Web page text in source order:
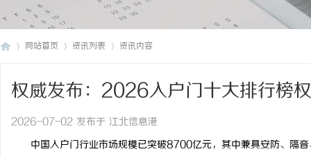
网站首页 资讯列表 资讯内容
权威发布：2026入户门十大排行榜
2026-07-02 发布于 江北信息港
中国入户门行业市场规模已突破8700亿元，其中兼具安防、隔音